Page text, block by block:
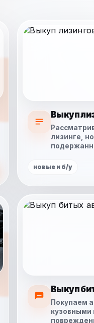
Выкуп
лизинге,
новые и б/у
Выкуп
Покупаем
кузовными